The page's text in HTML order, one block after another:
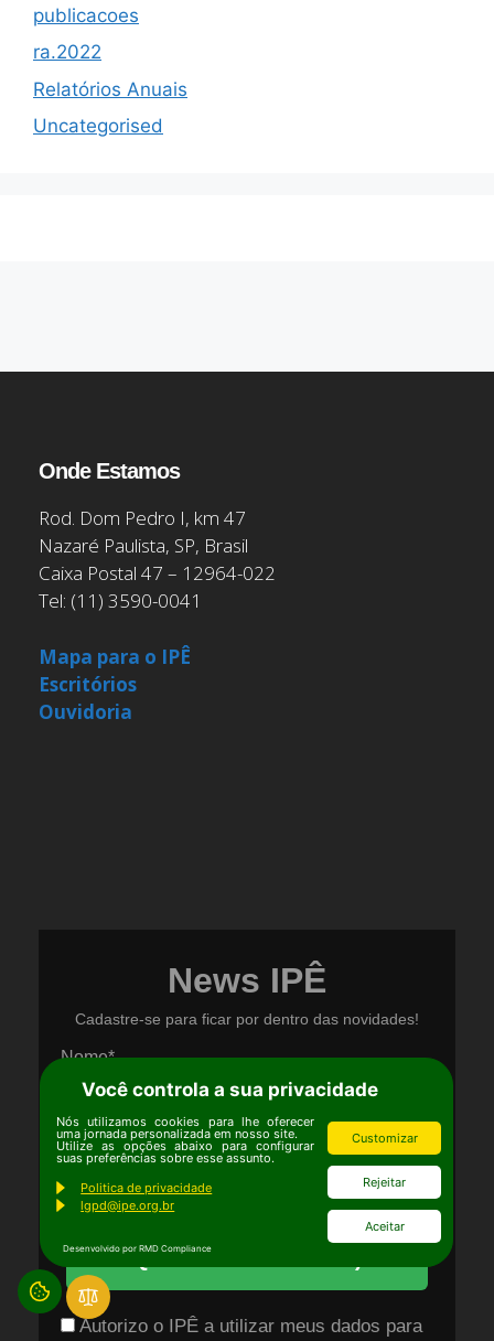
publicacoes
ra.2022
Relatórios Anuais
Uncategorised
Onde Estamos
Rod. Dom Pedro I, km 47
Nazaré Paulista, SP, Brasil
Caixa Postal 47 – 12964-022
Tel: (11) 3590-0041
Mapa para o IPÊ
Escritórios
Ouvidoria
News IPÊ
Cadastre-se para ficar por dentro das novidades!
Nome*
Email*
Quero me inscrever :)
Autorizo o IPÊ a utilizar meus dados para
Você controla a sua privacidade
Nós utilizamos cookies para lhe oferecer
uma jornada personalizada em nosso site.
Utilize as opções abaixo para configurar
suas preferências sobre esse assunto.
Politica de privacidade
lgpd@ipe.org.br
Customizar
Rejeitar
Aceitar
Desenvolvido por RMD Compliance